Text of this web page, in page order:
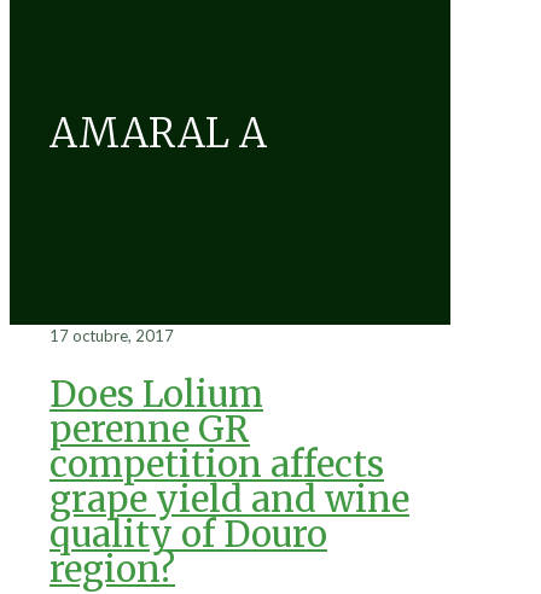
AMARAL A
17 octubre, 2017
Does Lolium
perenne GR
competition affects
grape yield and wine
quality of Douro
region?